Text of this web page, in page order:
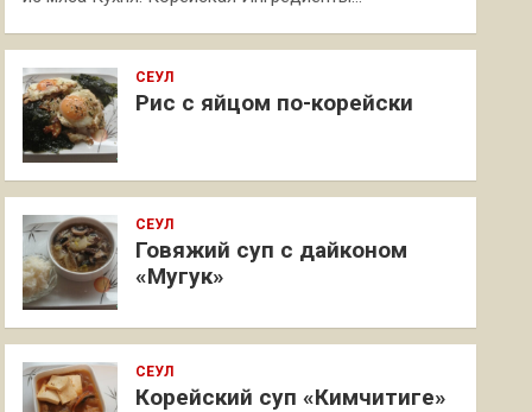
СЕУЛ
Рис с яйцом по-корейски
СЕУЛ
Говяжий суп с дайконом
«Мугук»
СЕУЛ
Корейский суп «Кимчитиге»